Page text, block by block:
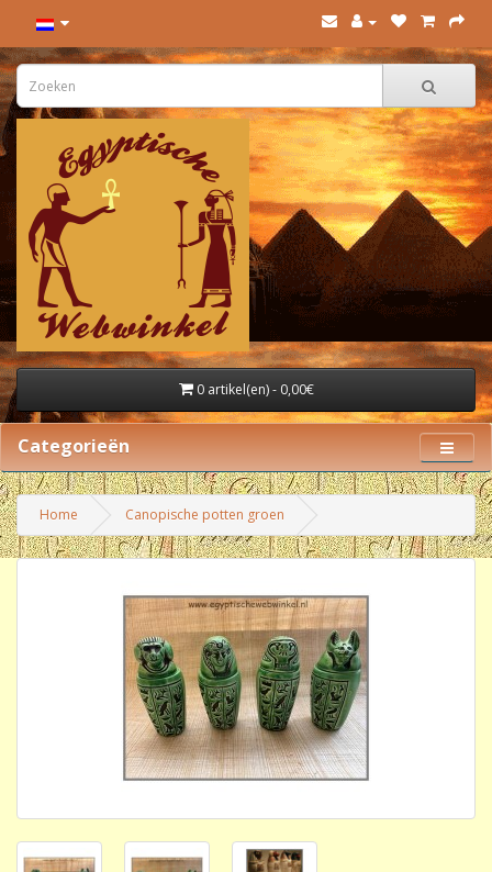
0 artikel(en) - 0,00€
Categorieën
Home Canopische potten groen